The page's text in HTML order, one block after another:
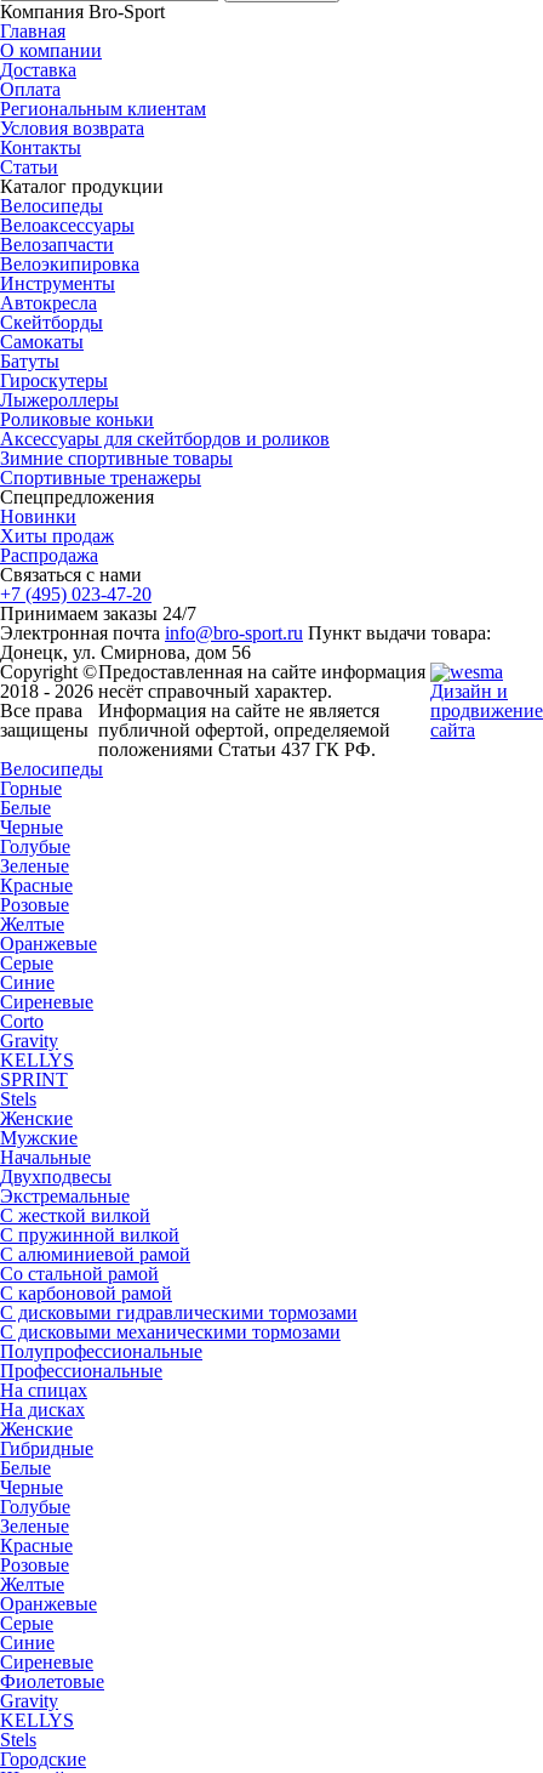
Компания Bro-Sport
Главная
О компании
Доставка
Оплата
Региональным клиентам
Условия возврата
Контакты
Статьи
Каталог продукции
Велосипеды
Велоаксессуары
Велозапчасти
Велоэкипировка
Инструменты
Автокресла
Скейтборды
Самокаты
Батуты
Гироскутеры
Лыжероллеры
Роликовые коньки
Аксессуары для скейтбордов и роликов
Зимние спортивные товары
Спортивные тренажеры
Спецпредложения
Новинки
Хиты продаж
Распродажа
Связаться с нами
+7 (495) 023-47-20
Принимаем заказы 24/7
Электронная почта info@bro-sport.ru Пункт выдачи товара:
Донецк, ул. Смирнова, дом 56
Copyright ©
2018 - 2026
Все права
защищены
Предоставленная на сайте информация
несёт справочный характер.
Информация на сайте не является
публичной офертой, определяемой
положениями Статьи 437 ГК РФ.
Дизайн и
продвижение
сайта
Велосипеды
Горные
Белые
Черные
Голубые
Зеленые
Красные
Розовые
Желтые
Оранжевые
Серые
Синие
Сиреневые
Corto
Gravity
KELLYS
SPRINT
Stels
Женские
Мужские
Начальные
Двухподвесы
Экстремальные
С жесткой вилкой
С пружинной вилкой
С алюминиевой рамой
Со стальной рамой
С карбоновой рамой
С дисковыми гидравлическими тормозами
С дисковыми механическими тормозами
Полупрофессиональные
Профессиональные
На спицах
На дисках
Женские
Гибридные
Белые
Черные
Голубые
Зеленые
Красные
Розовые
Желтые
Оранжевые
Серые
Синие
Сиреневые
Фиолетовые
Gravity
KELLYS
Stels
Городские